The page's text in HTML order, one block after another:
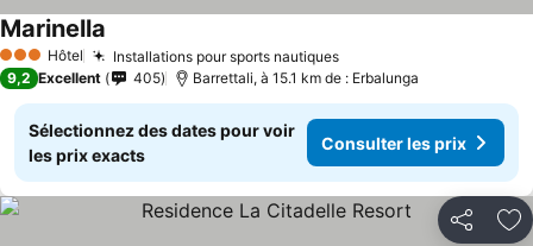
3 ÉtoilesHôtel Installations pour sports nautiquesConsulter les prix
Marinella
9,2 Excellent 405 Barrettali, à 15.1 km de : Erbalunga
Sélectionnez des dates pour voir
les prix exacts
Consulter les prix
Partager